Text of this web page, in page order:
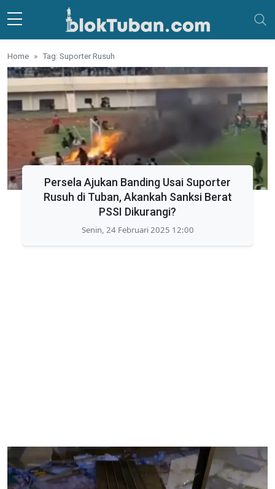
Skip to main content
Home Tag: Suporter Rusuh
Persela Ajukan Banding Usai Suporter
Rusuh di Tuban, Akankah Sanksi Berat
PSSI Dikurangi?
Senin, 24 Februari 2025 12:00